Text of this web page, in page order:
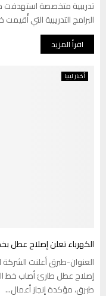
تدريبية متخصصة استهدفت
البرامج التدريبية التي أُقيمت
اقرأ المزيد
أخبار ليبيا
الكهرباء تعلن إصلاح عطل
العنوان-طبرق أعلنت الشركة
طبرق، مؤكدة إنجاز أعمال...